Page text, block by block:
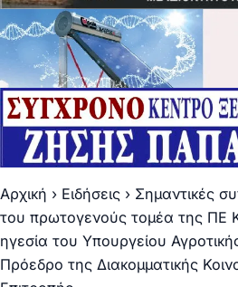
Αρχική › Ειδήσεις › Σημαντικές
του πρωτογενούς τομέα της ΠΕ
ηγεσία του Υπουργείου
Πρόεδρο της Διακομματικής